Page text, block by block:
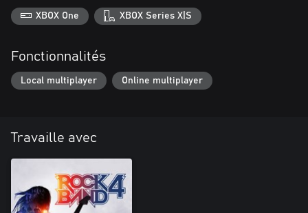
XBOX One XBOX Series X|S
Fonctionnalités
Local multiplayer Online multiplayer
Travaille avec